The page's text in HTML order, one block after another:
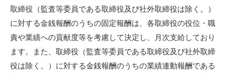
取締役（監査等委員である取締役及び社外取締役は除く。）
に対する金銭報酬のうちの固定報酬は、各取締役の役位・職
責や業績への貢献度等を考慮して決定し、月次支給しており
ます。また、取締役（監査等委員である取締役及び社外取締
役は除く。）に対する金銭報酬のうちの業績連動報酬である